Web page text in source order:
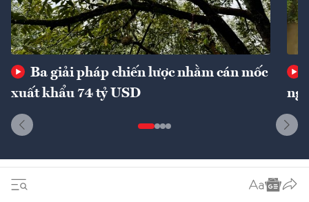
Ba giải pháp chiến lược nhằm cán mốc
xuất khẩu 74 tỷ USD